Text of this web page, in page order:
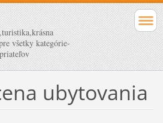
všetky kategórie-
ubytovania